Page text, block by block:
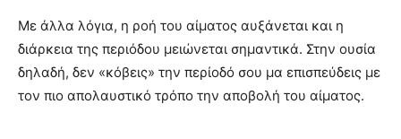
Με άλλα λόγια, η ροή του αίματος αυξάνεται και η
διάρκεια της περιόδου μειώνεται σημαντικά. Στην ουσία
δηλαδή, δεν «κόβεις» την περίοδό σου μα επισπεύδεις με
τον πιο απολαυστικό τρόπο την αποβολή του αίματος.